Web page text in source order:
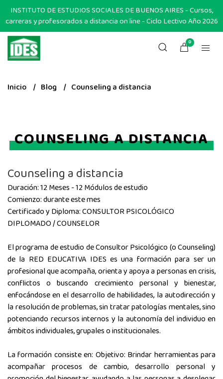
INSTITUTO DE ESTUDIOS SOCIALES DE BUENOS AIRES - Cursos,
carreras y profesorados a distancia on line - Ciclo Lectivo Año 2026
0
Inicio Blog Counseling a distancia
COUNSELING A DISTANCIA
Counseling a distancia
Duración: 12 Meses - 12 Módulos de estudio
Comienzo: durante este mes
Certificado y Diploma: CONSULTOR PSICOLÓGICO
DIPLOMADO / COUNSELOR
El programa de estudio de Consultor Psicológico (o Counseling)
de la RED EDUCATIVA IDES es una formación para ser un
profesional que acompaña, orienta y apoya a personas en crisis,
conflictos o buscando crecimiento personal y bienestar,
enfocándose en el desarrollo de habilidades, la autodirección y
la resolución de problemas, sin tratar patologías mentales, sino
potenciando recursos internos y la autonomía del individuo en
ámbitos individuales, grupales o institucionales.
La formación consiste en: Objetivo: Brindar herramientas para
acompañar procesos de cambio, desarrollo personal y